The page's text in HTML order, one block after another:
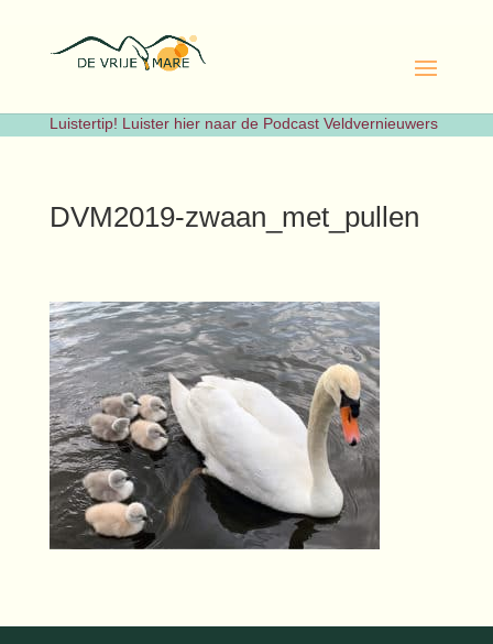
Luistertip! Luister hier naar de Podcast Veldvernieuwers
DVM2019-zwaan_met_pullen